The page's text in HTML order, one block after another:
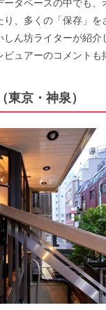
ータベースの中でも、
、多くの「保存」を
しん坊ライターが紹
ュアーのコメントも
東京・神泉）